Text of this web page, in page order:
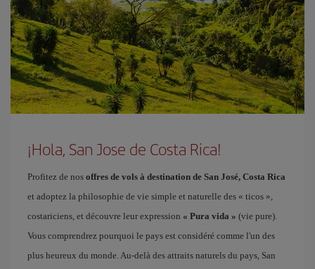
¡Hola, San Jose de Costa Rica!
Profitez de nos offres de vols à destination de San José, Costa Rica
et adoptez la philosophie de vie simple et naturelle des « ticos »,
costariciens, et découvre leur expression « Pura vida » (vie pure).
Vous comprendrez pourquoi le pays est considéré comme l'un des
plus heureux du monde. Au-delà des attraits naturels du pays, San